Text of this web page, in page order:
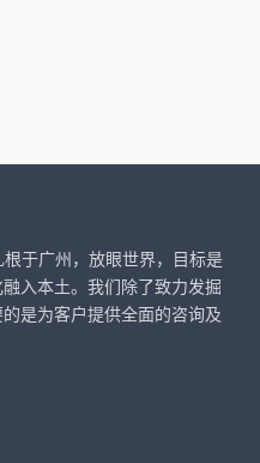
于广州，放眼世界，目标是
入本土。我们除了致力发掘
是为客户提供全面的咨询及